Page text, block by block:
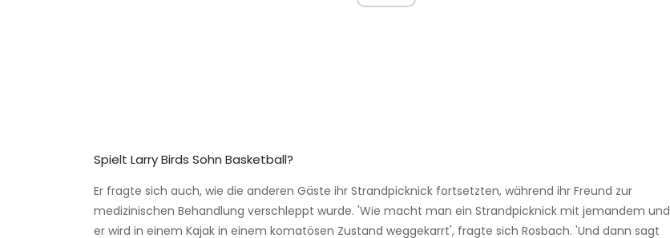
Spielt Larry Birds Sohn Basketball?
Er fragte sich auch, wie die anderen Gäste ihr Strandpicknick fortsetzten, während ihr Freund zur
medizinischen Behandlung verschleppt wurde. 'Wie macht man ein Strandpicknick mit jemandem und
er wird in einem Kajak in einem komatösen Zustand weggekarrt', fragte sich Rosbach. 'Und dann sagt